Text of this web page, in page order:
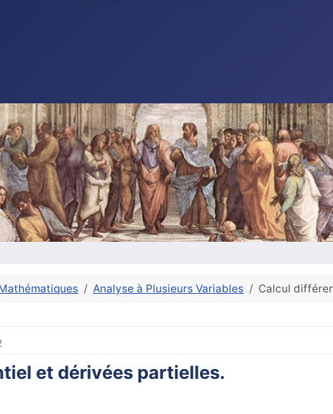
Analyse à Plusieurs Variables Calcul
et dérivées partielles.